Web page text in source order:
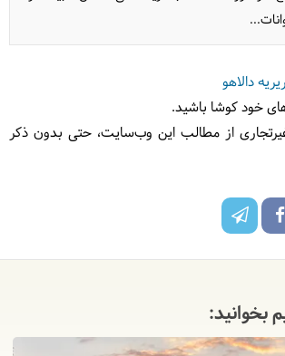
دالاهو
خود کوشا باشید.
از مطالب این وب‌سایت، حتی بدون ذکر
بخوانید: